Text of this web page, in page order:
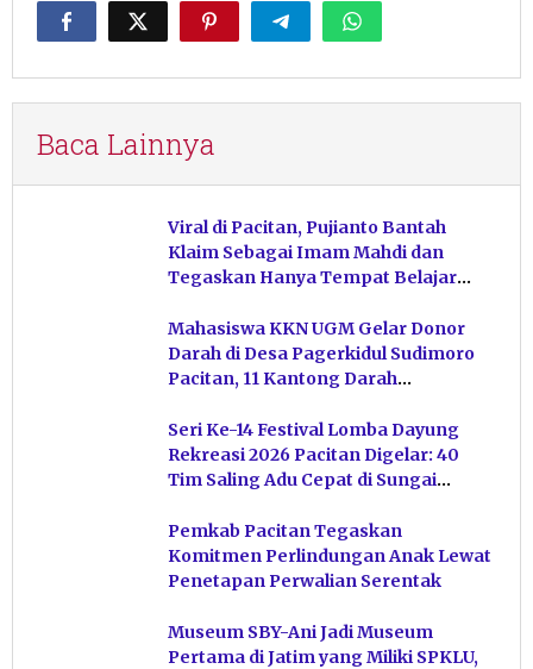
Baca Lainnya
Viral di Pacitan, Pujianto Bantah
Klaim Sebagai Imam Mahdi dan
Tegaskan Hanya Tempat Belajar
Mahasiswa KKN UGM Gelar Donor
Darah di Desa Pagerkidul Sudimoro
Pacitan, 11 Kantong Darah
Seri Ke-14 Festival Lomba Dayung
Rekreasi 2026 Pacitan Digelar: 40
Tim Saling Adu Cepat di Sungai
Pemkab Pacitan Tegaskan
Komitmen Perlindungan Anak Lewat
Penetapan Perwalian Serentak
Museum SBY-Ani Jadi Museum
Pertama di Jatim yang Miliki SPKLU,